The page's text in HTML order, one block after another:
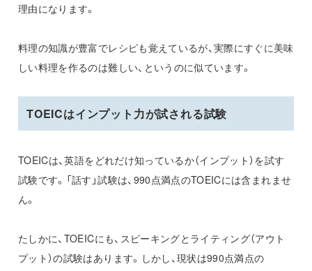
理由になります。
料理の知識が豊富でレシピも覚えているが、実際にすぐに美味
しい料理を作るのは難しい、というのに似ています。
TOEICはインプット力が試される試験
TOEICは、英語をどれだけ知っているか（インプット）を試す
試験です。「話す」試験は、990点満点のTOEICには含まれませ
ん。
たしかに、TOEICにも、スピーキングとライティング（アウト
プット）の試験はあります。しかし、現状は990点満点の